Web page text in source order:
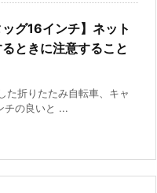
ッグ16インチ】ネット
ときに注意すること
た折りたたみ自転車、キャ
チの良いと ...